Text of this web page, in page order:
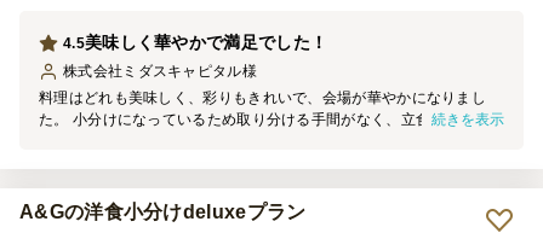
美味しく華やかで満足でした！
4.5
株式会社ミダスキャピタル様
料理はどれも美味しく、彩りもきれいで、会場が華やかになりまし
た。 小分けになっているため取り分ける手間がなく、立食形式でも
付いていると、さらに利用しやすかったと思います。
続きを表示
A&Gの洋食小分けdeluxeプラン